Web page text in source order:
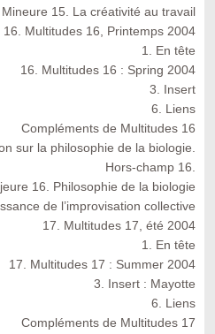
Mineure 15. La créativité au travail
16. Multitudes 16, Printemps 2004
1. En tête
16. Multitudes 16 : Spring 2004
3. Insert
6. Liens
Compléments de Multitudes 16
sur la philosophie de la biologie.
Hors-champ 16.
16. Philosophie de la biologie
de l’improvisation collective
17. Multitudes 17, été 2004
1. En tête
17. Multitudes 17 : Summer 2004
3. Insert : Mayotte
6. Liens
Compléments de Multitudes 17